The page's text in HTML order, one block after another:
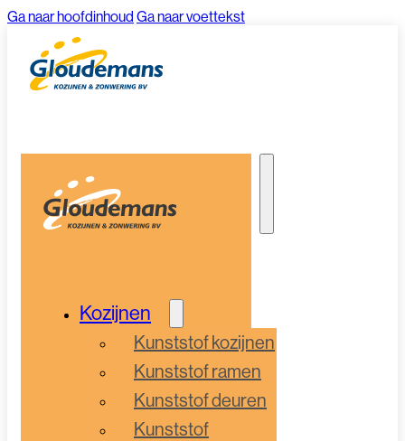
Ga naar hoofdinhoud Ga naar voettekst
Kozijnen
Kunststof kozijnen
Kunststof ramen
Kunststof deuren
Kunststof